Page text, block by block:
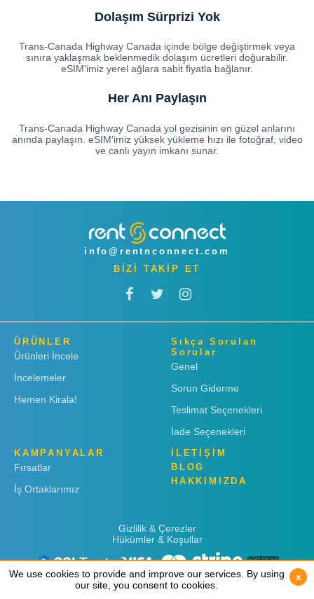
Dolaşım Sürprizi Yok
Trans-Canada Highway Canada içinde bölge değiştirmek veya
sınıra yaklaşmak beklenmedik dolaşım ücretleri doğurabilir.
eSIM'imiz yerel ağlara sabit fiyatla bağlanır.
Her Anı Paylaşın
Trans-Canada Highway Canada yol gezisinin en güzel anlarını
anında paylaşın. eSIM'imiz yüksek yükleme hızı ile fotoğraf, video
ve canlı yayın imkanı sunar.
info@rentnconnect.com
BİZİ TAKİP ET
ÜRÜNLER
Ürünleri İncele
İncelemeler
Hemen Kirala!
Sıkça Sorulan
Sorular
Genel
Sorun Giderme
Teslimat Seçenekleri
İade Seçenekleri
KAMPANYALAR
Fırsatlar
İş Ortaklarımız
İLETİŞİM
BLOG
HAKKIMIZDA
Gizlilik & Çerezler
Hükümler & Koşullar
We use cookies to provide and improve our services. By using
our site, you consent to cookies.
x
We use cookies to provide and improve our services. By using
our site, you consent to cookies.
x